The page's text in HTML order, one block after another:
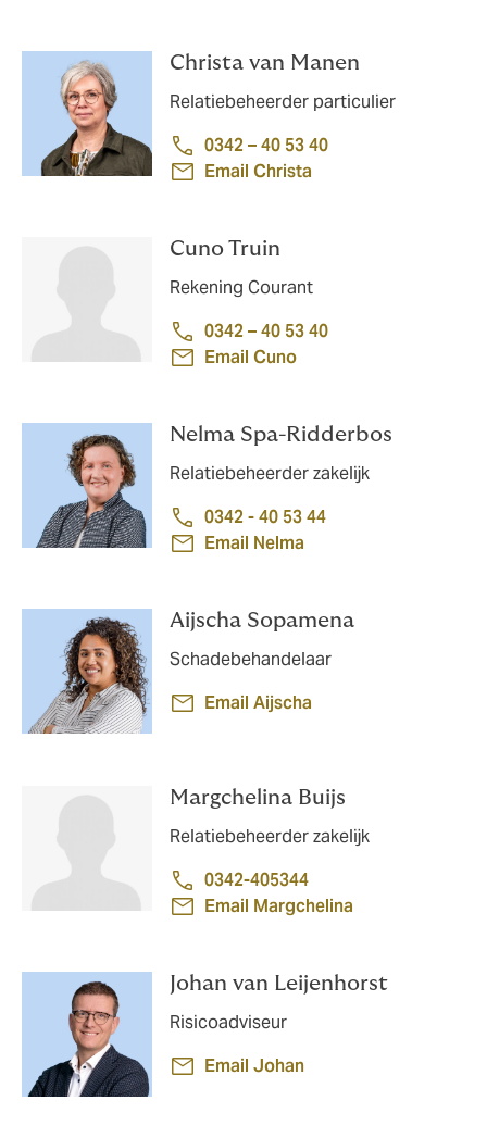
Christa van Manen
Relatiebeheerder particulier
0342 – 40 53 40
Email Christa
Cuno Truin
Rekening Courant
0342 – 40 53 40
Email Cuno
Nelma Spa-Ridderbos
Relatiebeheerder zakelijk
0342 - 40 53 44
Email Nelma
Aijscha Sopamena
Schadebehandelaar
Email Aijscha
Margchelina Buijs
Relatiebeheerder zakelijk
0342-405344
Email Margchelina
Johan van Leijenhorst
Risicoadviseur
Email Johan